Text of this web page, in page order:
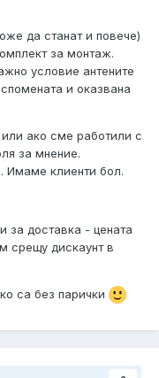
да станат и повече)
за монтаж.
условие антените
и оказвана
ако сме работили с
за мнение.
Имаме клиенти бол.
за доставка - цената
срещу дискаунт в
са без парички